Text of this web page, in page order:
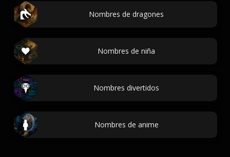
Nombres de dragones
Nombres de niña
Nombres divertidos
Nombres de anime